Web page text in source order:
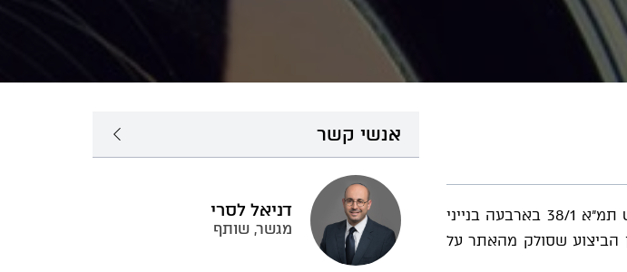
משרדנו ייצג את חברת הנדל"ן עזרא חקשורי השקעות ונדל"ן, המקימה פרויקט תמ"א 38/1 בארבעה בנייני
הביצוע שסולק מהאתר על
אנשי קשר
דניאל לסרי
מגשר, שותף